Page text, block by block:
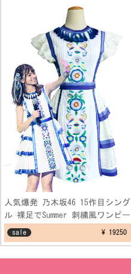
人気爆発 乃木坂46 15作目シング
ル 裸足でSummer 刺繍風ワンピー
スコスプレ衣装
sale ¥ 19250